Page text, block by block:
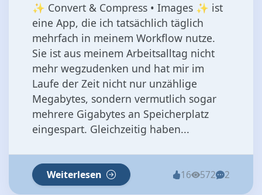
✨ Convert & Compress • Images ✨ ist
eine App, die ich tatsächlich täglich
mehrfach in meinem Workflow nutze.
Sie ist aus meinem Arbeitsalltag nicht
mehr wegzudenken und hat mir im
Laufe der Zeit nicht nur unzählige
Megabytes, sondern vermutlich sogar
mehrere Gigabytes an Speicherplatz
eingespart. Gleichzeitig haben...
Weiterlesen 16 572 2